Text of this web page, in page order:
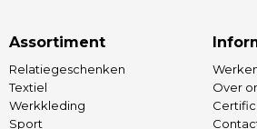
Assortiment
Relatiegeschenken
Textiel
Werkkleding
Sport
Over